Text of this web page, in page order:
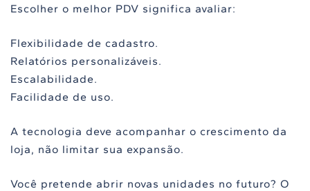
Escolher o melhor PDV significa avaliar:
Flexibilidade de cadastro.
Relatórios personalizáveis.
Escalabilidade.
Facilidade de uso.
A tecnologia deve acompanhar o crescimento da
loja, não limitar sua expansão.
Você pretende abrir novas unidades no futuro? O